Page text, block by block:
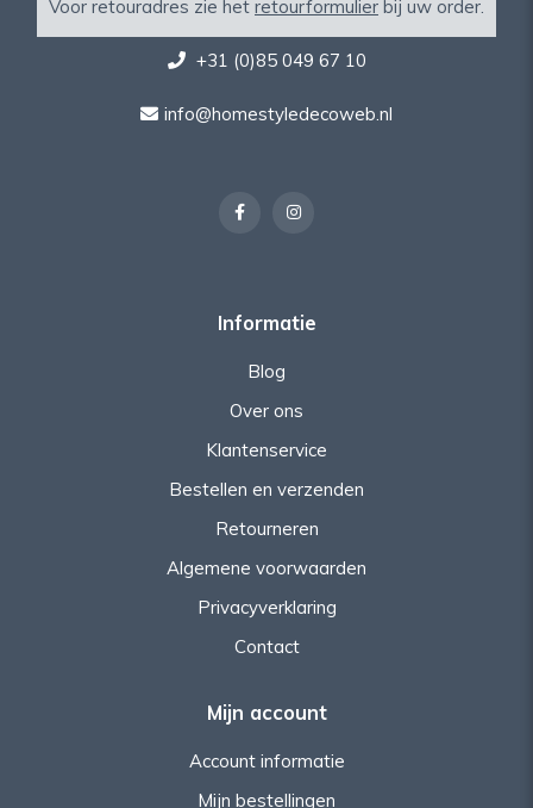
Voor retouradres zie het retourformulier bij uw order.
+31 (0)85 049 67 10
info@homestyledecoweb.nl
Informatie
Blog
Over ons
Klantenservice
Bestellen en verzenden
Retourneren
Algemene voorwaarden
Privacyverklaring
Contact
Mijn account
Account informatie
Mijn bestellingen